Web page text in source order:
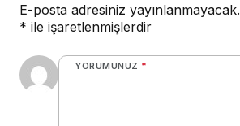
E-posta adresiniz yayınlanmayacak.
* ile işaretlenmişlerdir
YORUMUNUZ *